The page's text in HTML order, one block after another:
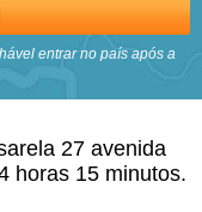
entrar no país após a
27 avenida
horas 15 minutos.